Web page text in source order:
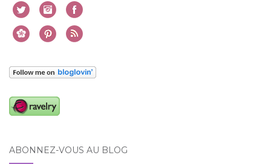
ABONNEZ-VOUS AU BLOG